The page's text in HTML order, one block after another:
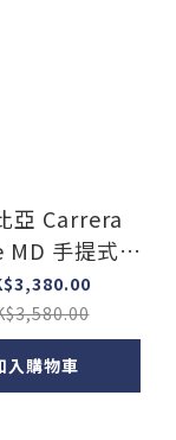
亞 Carrera
MD 手提式電
機 ,有顯示屏
亞製造) (免費
門維修保用)
入購物車